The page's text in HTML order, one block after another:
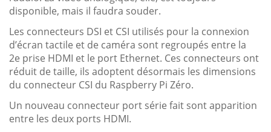
disponible, mais il faudra souder.
Les connecteurs DSI et CSI utilisés pour la connexion
d’écran tactile et de caméra sont regroupés entre la
2e prise HDMI et le port Ethernet. Ces connecteurs ont
réduit de taille, ils adoptent désormais les dimensions
du connecteur CSI du Raspberry Pi Zéro.
Un nouveau connecteur port série fait sont apparition
entre les deux ports HDMI.